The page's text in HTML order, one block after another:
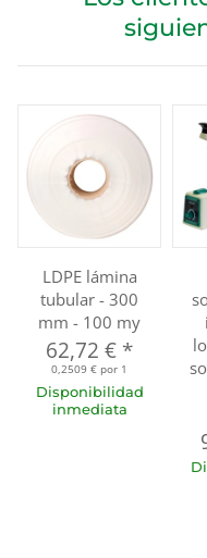
LDPE lámina
tubular - 300
mm - 100 my
62,72 € *
0,2509 € por 1
Disponibilidad
inmediata